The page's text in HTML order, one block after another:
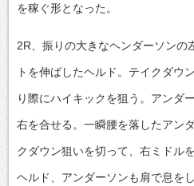
を稼ぐ形となった。
2R、振りの大きなヘンダーソンの
トを伸ばしたヘルド。テイクダウ
り際にハイキックを狙う。アンダ
右を合せる。一瞬腰を落したアン
クダウン狙いを切って、右ミドル
ヘルド、アンダーソンも肩で息を